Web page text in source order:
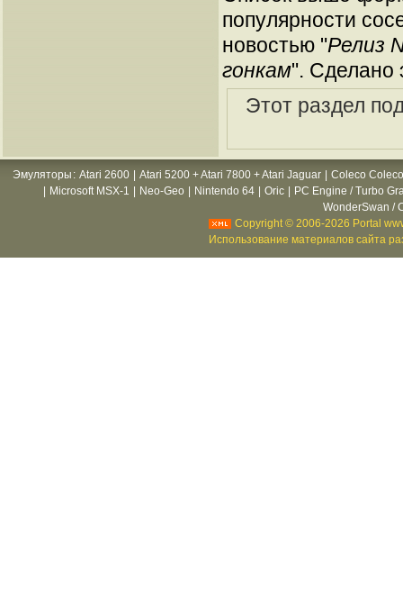
популярности
новостью "Релиз
гонкам". Сделано
Этот раздел
Эмуляторы : Atari 2600 Atari 5200 + Atari 7800 + Atari Jaguar
Coleco
Microsoft MSX-1 Neo-Geo Nintendo 64 Oric
PC Engine / Turbo
WonderSwan /
Copyright © 2006-2026 Portal
Использование материалов сайта